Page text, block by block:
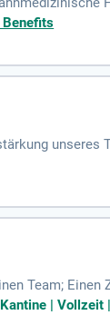
unseres
Team; Einen
des
| Vollzeit